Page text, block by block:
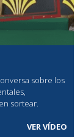
sobre los
sortear.
VER VÍDEO